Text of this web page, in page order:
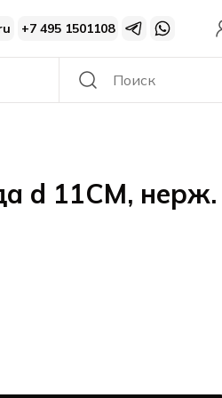
+7 495 1501108
d 11CM, нерж.